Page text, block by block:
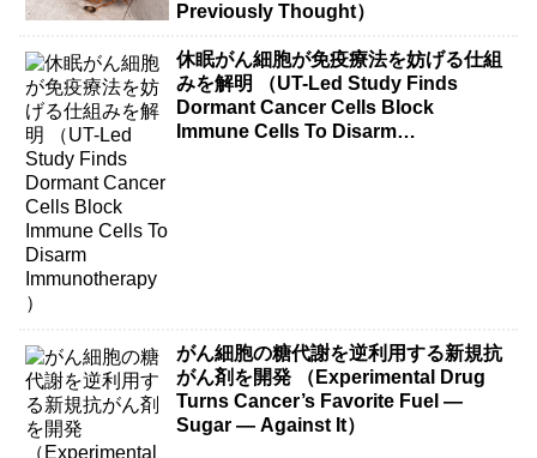
Previously Thought）
休眠がん細胞が免疫療法を妨げる仕組
みを解明 （UT-Led Study Finds
Dormant Cancer Cells Block
Immune Cells To Disarm
がん細胞の糖代謝を逆利用する新規抗
がん剤を開発 （Experimental Drug
Turns Cancer’s Favorite Fuel —
Sugar — Against It）